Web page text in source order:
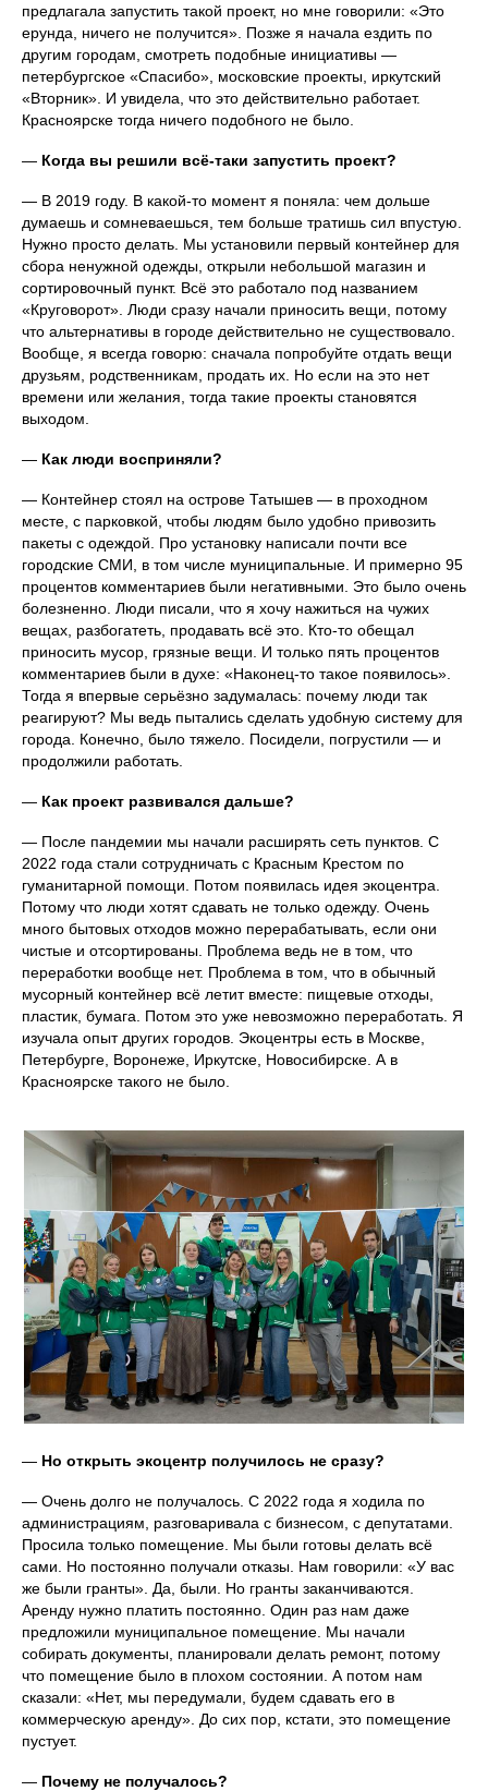
предлагала запустить такой проект, но мне говорили: «Это
ерунда, ничего не получится». Позже я начала ездить по
другим городам, смотреть подобные инициативы —
петербургское «Спасибо», московские проекты, иркутский
«Вторник». И увидела, что это действительно работает.
Красноярске тогда ничего подобного не было.
— Когда вы решили всё-таки запустить проект?
— В 2019 году. В какой-то момент я поняла: чем дольше
думаешь и сомневаешься, тем больше тратишь сил впустую.
Нужно просто делать. Мы установили первый контейнер для
сбора ненужной одежды, открыли небольшой магазин и
сортировочный пункт. Всё это работало под названием
«Круговорот». Люди сразу начали приносить вещи, потому
что альтернативы в городе действительно не существовало.
Вообще, я всегда говорю: сначала попробуйте отдать вещи
друзьям, родственникам, продать их. Но если на это нет
времени или желания, тогда такие проекты становятся
выходом.
— Как люди восприняли?
— Контейнер стоял на острове Татышев — в проходном
месте, с парковкой, чтобы людям было удобно привозить
пакеты с одеждой. Про установку написали почти все
городские СМИ, в том числе муниципальные. И примерно 95
процентов комментариев были негативными. Это было очень
болезненно. Люди писали, что я хочу нажиться на чужих
вещах, разбогатеть, продавать всё это. Кто-то обещал
приносить мусор, грязные вещи. И только пять процентов
комментариев были в духе: «Наконец-то такое появилось».
Тогда я впервые серьёзно задумалась: почему люди так
реагируют? Мы ведь пытались сделать удобную систему для
города. Конечно, было тяжело. Посидели, погрустили — и
продолжили работать.
— Как проект развивался дальше?
— После пандемии мы начали расширять сеть пунктов. С
2022 года стали сотрудничать с Красным Крестом по
гуманитарной помощи. Потом появилась идея экоцентра.
Потому что люди хотят сдавать не только одежду. Очень
много бытовых отходов можно перерабатывать, если они
чистые и отсортированы. Проблема ведь не в том, что
переработки вообще нет. Проблема в том, что в обычный
мусорный контейнер всё летит вместе: пищевые отходы,
пластик, бумага. Потом это уже невозможно переработать. Я
изучала опыт других городов. Экоцентры есть в Москве,
Петербурге, Воронеже, Иркутске, Новосибирске. А в
Красноярске такого не было.
— Но открыть экоцентр получилось не сразу?
— Очень долго не получалось. С 2022 года я ходила по
администрациям, разговаривала с бизнесом, с депутатами.
Просила только помещение. Мы были готовы делать всё
сами. Но постоянно получали отказы. Нам говорили: «У вас
же были гранты». Да, были. Но гранты заканчиваются.
Аренду нужно платить постоянно. Один раз нам даже
предложили муниципальное помещение. Мы начали
собирать документы, планировали делать ремонт, потому
что помещение было в плохом состоянии. А потом нам
сказали: «Нет, мы передумали, будем сдавать его в
коммерческую аренду». До сих пор, кстати, это помещение
пустует.
— Почему не получалось?